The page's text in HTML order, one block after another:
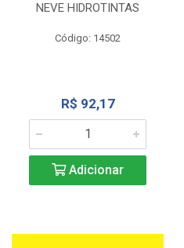
NEVE HIDROTINTAS
Código: 14502
R$ 92,17
Adicionar